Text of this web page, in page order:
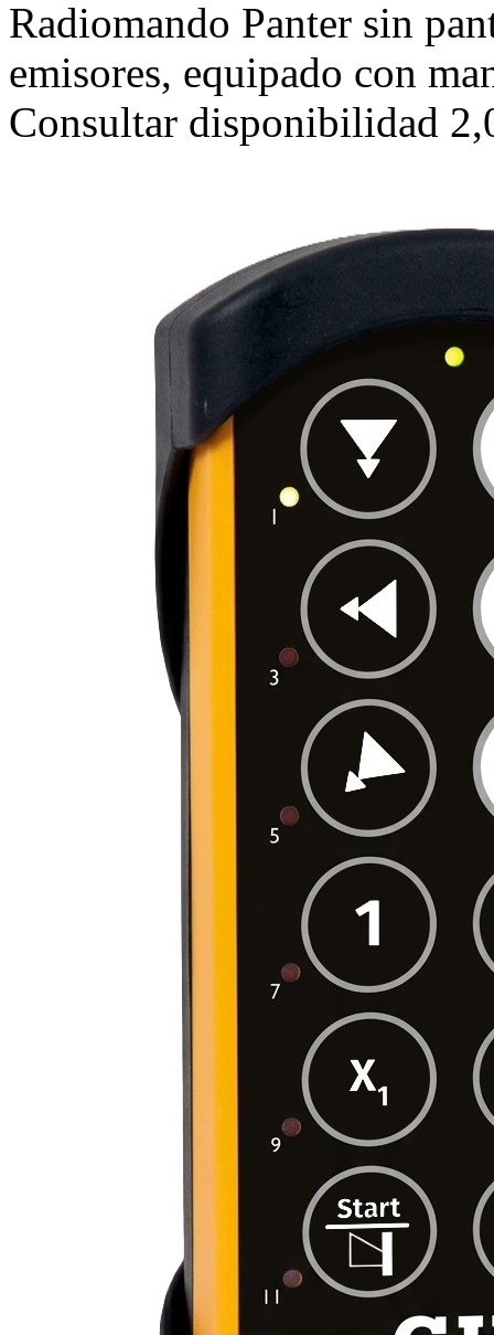
Radiomando Panter sin
emisores, equipado con
Consultar disponibilidad